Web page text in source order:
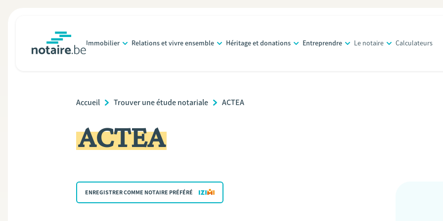
principal
Immobilier Relations et vivre ensemble Héritage et donations Entreprendre Le notaire Calculateurs
Breadcrumb
Accueil Trouver une étude notariale ACTEA
ACTEA
ENREGISTRER COMME NOTAIRE PRÉFÉRÉ